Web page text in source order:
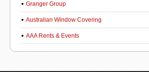
Granger Group
Australian Window Covering
AAA Rents & Events